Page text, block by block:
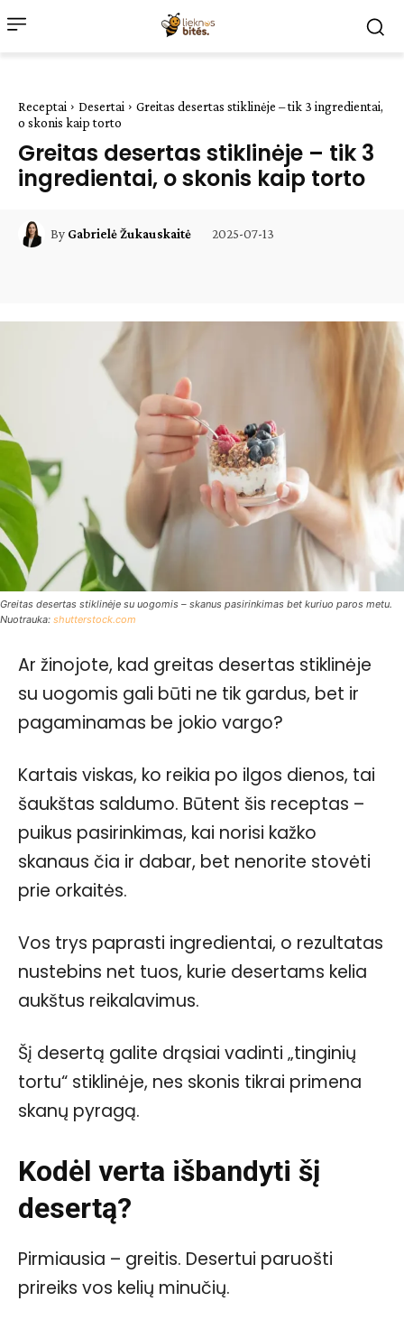
Receptai Desertai
Greitas desertas stiklinėje – tik 3 ingredientai,
o skonis kaip torto
Greitas desertas stiklinėje – tik 3
ingredientai, o skonis kaip torto
By Gabrielė Žukauskaitė 2025-07-13
Greitas desertas stiklinėje su uogomis – skanus pasirinkimas bet kuriuo paros metu.
Nuotrauka: shutterstock.com
Ar žinojote, kad greitas desertas stiklinėje
su uogomis gali būti ne tik gardus, bet ir
pagaminamas be jokio vargo?
Kartais viskas, ko reikia po ilgos dienos, tai
šaukštas saldumo. Būtent šis receptas –
puikus pasirinkimas, kai norisi kažko
skanaus čia ir dabar, bet nenorite stovėti
prie orkaitės.
Vos trys paprasti ingredientai, o rezultatas
nustebins net tuos, kurie desertams kelia
aukštus reikalavimus.
Šį desertą galite drąsiai vadinti „tinginių
tortu“ stiklinėje, nes skonis tikrai primena
skanų pyragą.
Kodėl verta išbandyti šį
desertą?
Pirmiausia – greitis. Desertui paruošti
prireiks vos kelių minučių.